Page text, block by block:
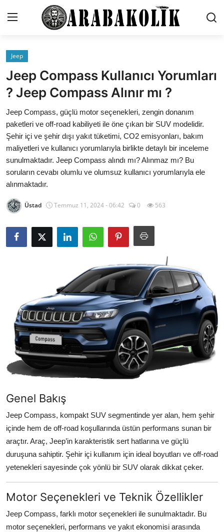
Genel
İletişim
Karşılaştırmalar
Testler
Markalar
Öneriler
Motosiklet
Yağlar
Jeep
Jeep Compass Kullanıcı Yorumları
? Jeep Compass Alınır mı ?
Jeep Compass, güçlü motor seçenekleri, zengin donanım
paketleri ve off-road kabiliyeti ile öne çıkan bir SUV modelidir.
Şehir içi ve şehir dışı yakıt tüketimi, CO2 emisyonları, bakım
maliyetleri ve kullanıcı yorumlarıyla birlikte detaylı bir inceleme
sunulmaktadır. Jeep Compass alındı mı? Alınmaz mı? Bu
soruların cevabı olumlu ve olumsuz kullanıcı yorumlarıyla ele
alınmaktadır.
Üstad Temmuz 11, 2024 - 06:42 0 563
Genel Bakış
Jeep Compass, kompakt SUV segmentinde yer alan, hem şehir
içinde hem de off-road koşullarında üstün performans sunan bir
araçtır. Araç, Jeep’in karakteristik sert hatlarına ve güçlü
duruşuna sahiptir. Şehir içi kullanım için ideal boyutları ve off-road
yetenekleri sayesinde çok yönlü bir SUV olarak dikkat çeker.
Motor Seçenekleri ve Teknik Özellikler
Jeep Compass, farklı motor seçenekleri ile sunulmaktadır. Bu
motor seçenekleri, performans ve yakıt ekonomisi arasında